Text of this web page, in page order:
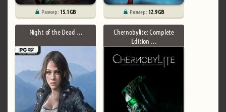
Размер: 15.1 GB Размер: 12.9 GB
Night of the Dead …
Chernobylite: Complete
Edition …